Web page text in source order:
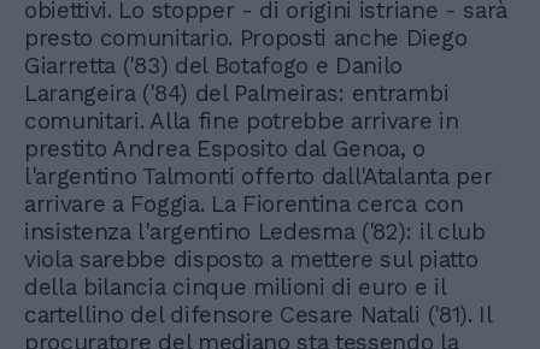
obiettivi. Lo stopper - di origini istriane - sarà
presto comunitario. Proposti anche Diego
Giarretta ('83) del Botafogo e Danilo
Larangeira ('84) del Palmeiras: entrambi
comunitari. Alla fine potrebbe arrivare in
prestito Andrea Esposito dal Genoa, o
l'argentino Talmonti offerto dall'Atalanta per
arrivare a Foggia. La Fiorentina cerca con
insistenza l'argentino Ledesma ('82): il club
viola sarebbe disposto a mettere sul piatto
della bilancia cinque milioni di euro e il
cartellino del difensore Cesare Natali ('81). Il
procuratore del mediano sta tessendo la